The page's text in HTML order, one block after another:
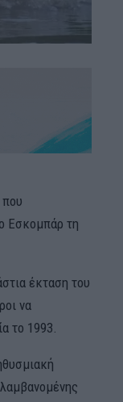
Εσκομπάρ τη
έκταση του
να
το 1993.